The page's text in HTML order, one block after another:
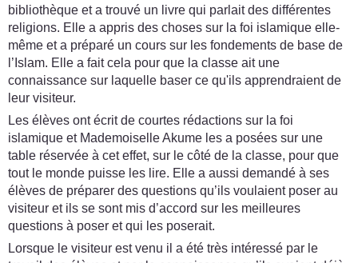
bibliothèque et a trouvé un livre qui parlait des différentes
religions. Elle a appris des choses sur la foi islamique elle-
même et a préparé un cours sur les fondements de base de
l’Islam. Elle a fait cela pour que la classe ait une
connaissance sur laquelle baser ce qu'ils apprendraient de
leur visiteur.
Les élèves ont écrit de courtes rédactions sur la foi
islamique et Mademoiselle Akume les a posées sur une
table réservée à cet effet, sur le côté de la classe, pour que
tout le monde puisse les lire. Elle a aussi demandé à ses
élèves de préparer des questions qu’ils voulaient poser au
visiteur et ils se sont mis d’accord sur les meilleures
questions à poser et qui les poserait.
Lorsque le visiteur est venu il a été très intéressé par le